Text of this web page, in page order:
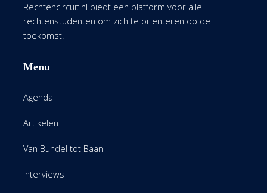
Rechtencircuit.nl biedt een platform voor alle
rechtenstudenten om zich te oriënteren op de
toekomst.
Menu
Agenda
Artikelen
Van Bundel tot Baan
Interviews